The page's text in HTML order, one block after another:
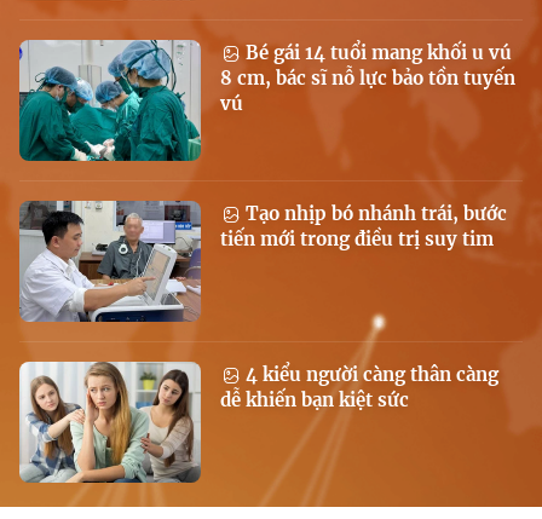
Bé gái 14 tuổi mang khối u vú
8 cm, bác sĩ nỗ lực bảo tồn tuyến
vú
Tạo nhịp bó nhánh trái, bước
tiến mới trong điều trị suy tim
4 kiểu người càng thân càng
dễ khiến bạn kiệt sức